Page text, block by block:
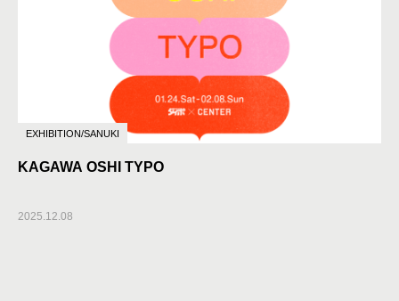
EXHIBITION/SANUKI
KAGAWA OSHI TYPO
2025.12.08